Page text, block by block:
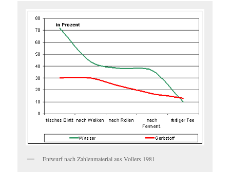
Entwurf nach Zahlenmaterial aus Vollers 1981